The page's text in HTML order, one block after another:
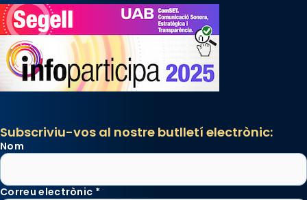
Subscriviu-vos al nostre butlletí electrònic:
Nom
Correu electrònic *